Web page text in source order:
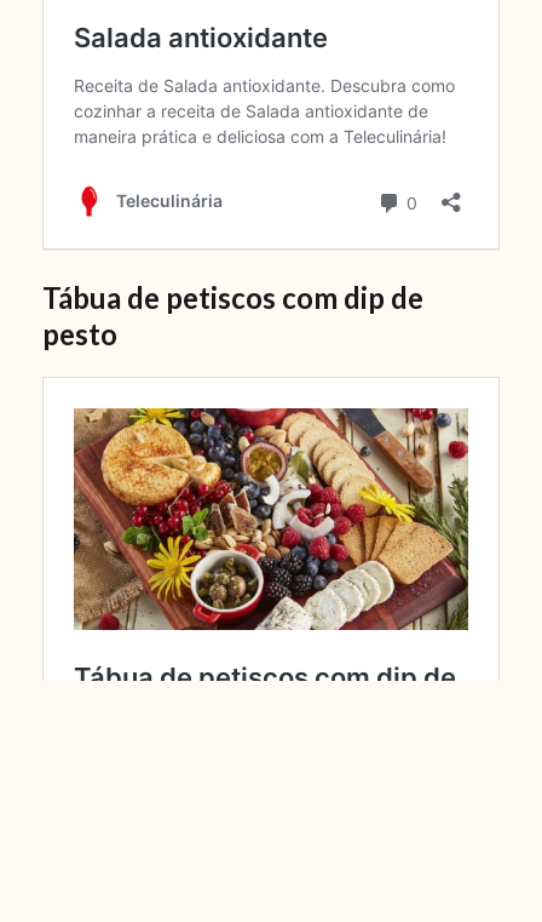
Tábua de petiscos com dip de
pesto